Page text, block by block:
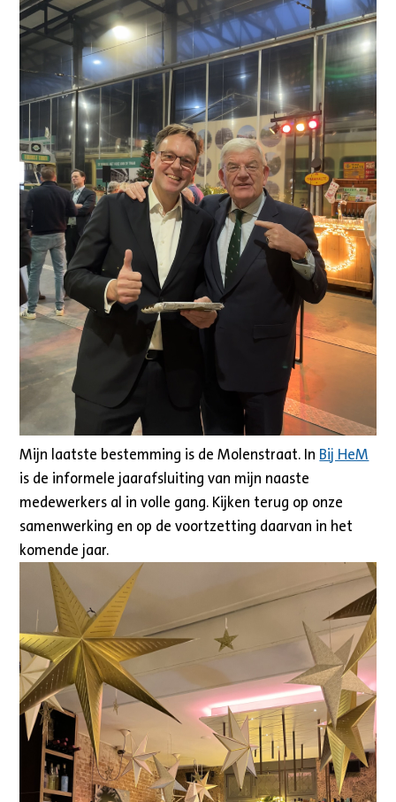
Mijn laatste bestemming is de Molenstraat. In Bij HeM
is de informele jaarafsluiting van mijn naaste
medewerkers al in volle gang. Kijken terug op onze
samenwerking en op de voortzetting daarvan in het
komende jaar.